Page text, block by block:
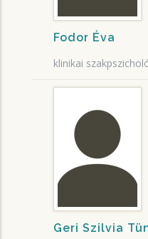
Fodor Éva
klinikai
Geri Szilvia